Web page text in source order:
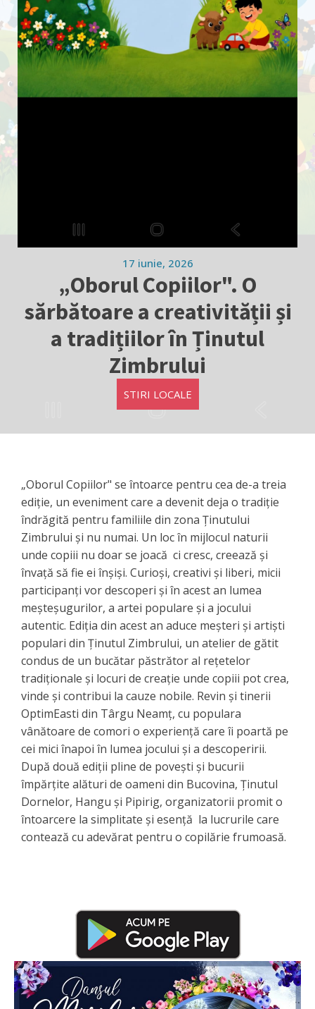
17 iunie, 2026
„Oborul Copiilor". O
sărbătoare a creativității și
a tradițiilor în Ținutul
Zimbrului
STIRI LOCALE
„Oborul Copiilor" se întoarce pentru cea de-a treia
ediție, un eveniment care a devenit deja o tradiție
îndrăgită pentru familiile din zona Ținutului
Zimbrului și nu numai. Un loc în mijlocul naturii
unde copiii nu doar se joacă ci cresc, creează și
învață să fie ei înșiși. Curioși, creativi și liberi, micii
participanți vor descoperi și în acest an lumea
meșteșugurilor, a artei populare și a jocului
autentic. Ediția din acest an aduce meșteri și artiști
populari din Ținutul Zimbrului, un atelier de gătit
condus de un bucătar păstrător al rețetelor
tradiționale și locuri de creație unde copiii pot crea,
vinde și contribui la cauze nobile. Revin și tinerii
OptimEasti din Târgu Neamț, cu populara
vânătoare de comori o experiență care îi poartă pe
cei mici înapoi în lumea jocului și a descoperirii.
După două ediții pline de povești și bucurii
împărțite alături de oameni din Bucovina, Ținutul
Dornelor, Hangu și Pipirig, organizatorii promit o
întoarcere la simplitate și esență la lucrurile care
contează cu adevărat pentru o copilărie frumoasă.